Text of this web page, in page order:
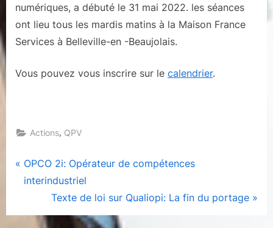
numériques, a débuté le 31 mai 2022. les séances
ont lieu tous les mardis matins à la Maison France
Services à Belleville-en -Beaujolais.
Vous pouvez vous inscrire sur le calendrier.
Actions, QPV
Navigation
l’article
P
r
v
OPCO 2i: Opérateur de compétences
interindustriel
N
e
Texte de loi sur Qualiopi: La fin du portage